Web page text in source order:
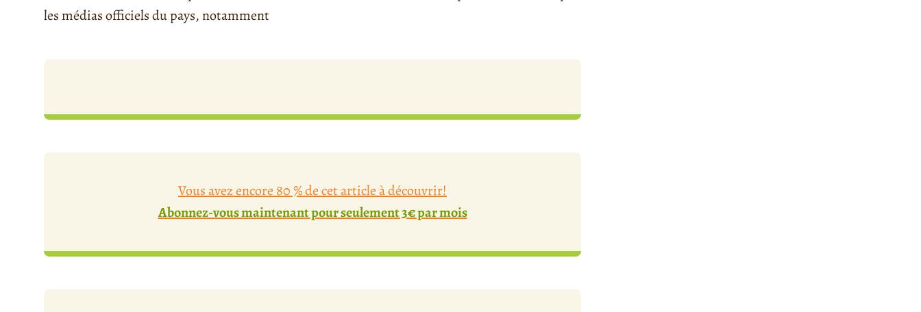
les médias officiels du pays, notamment
Vous avez encore 80 % de cet article à découvrir!
Abonnez-vous maintenant pour seulement 3€ par mois